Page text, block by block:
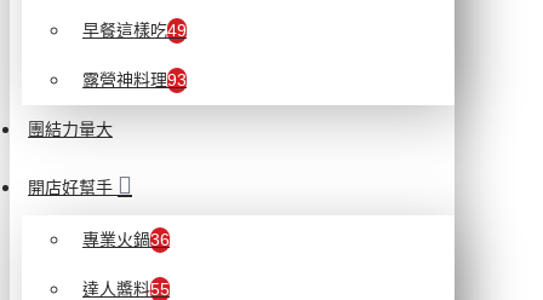
早餐這樣吃49
露營神料理93
團結力量大
開店好幫手
專業火鍋36
達人醬料55